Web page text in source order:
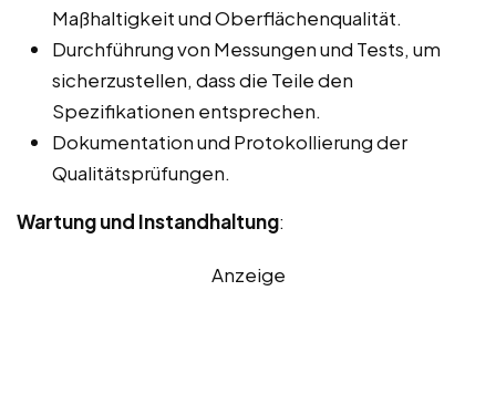
Maßhaltigkeit und Oberflächenqualität.
Durchführung von Messungen und Tests, um
sicherzustellen, dass die Teile den
Spezifikationen entsprechen.
Dokumentation und Protokollierung der
Qualitätsprüfungen.
Wartung und Instandhaltung:
Anzeige